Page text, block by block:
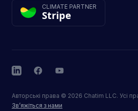
CLIMATE PARTNER
Stripe
LinkedInFacebookYouTube
Авторські права © 2026 Chatim LLC. Усі
Зв’яжіться з нами